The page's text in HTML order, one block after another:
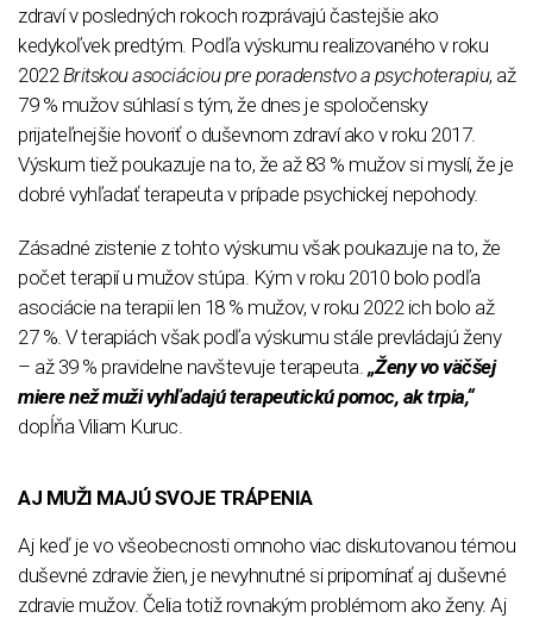
zdraví v posledných rokoch rozprávajú častejšie ako
kedykoľvek predtým. Podľa výskumu realizovaného v roku
2022 Britskou asociáciou pre poradenstvo a psychoterapiu, až
79 % mužov súhlasí s tým, že dnes je spoločensky
prijateľnejšie hovoriť o duševnom zdraví ako v roku 2017.
Výskum tiež poukazuje na to, že až 83 % mužov si myslí, že je
dobré vyhľadať terapeuta v prípade psychickej nepohody.
Zásadné zistenie z tohto výskumu však poukazuje na to, že
počet terapií u mužov stúpa. Kým v roku 2010 bolo podľa
asociácie na terapii len 18 % mužov, v roku 2022 ich bolo až
27 %. V terapiách však podľa výskumu stále prevládajú ženy
– až 39 % pravidelne navštevuje terapeuta. „Ženy vo väčšej
miere než muži vyhľadajú terapeutickú pomoc, ak trpia,“
dopĺňa Viliam Kuruc.
AJ MUŽI MAJÚ SVOJE TRÁPENIA
Aj keď je vo všeobecnosti omnoho viac diskutovanou témou
duševné zdravie žien, je nevyhnutné si pripomínať aj duševné
zdravie mužov. Čelia totiž rovnakým problémom ako ženy. Aj